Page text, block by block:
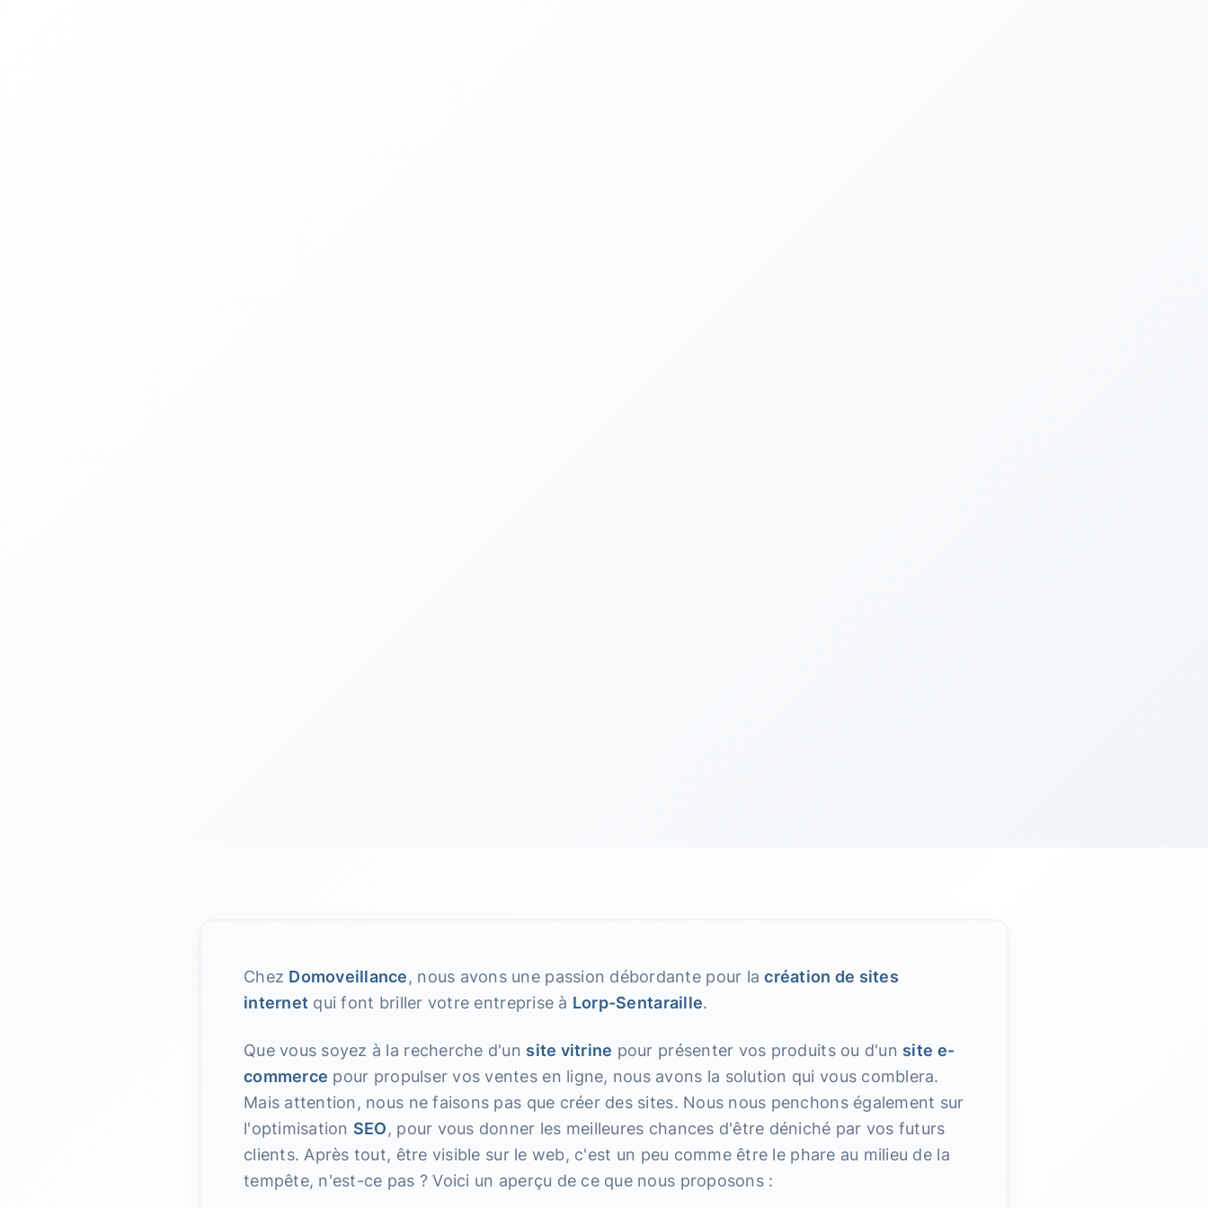
Chez Domoveillance, nous avons une passion débordante pour lacréation de sites
internet qui font briller votre entreprise à Lorp-Sentaraille.
Que vous soyez à la recherche d'un site vitrine pour présenter vos produits ou d'un site e-
commerce pour propulser vos ventes en ligne, nous avons la solution qui vous comblera.
Mais attention, nous ne faisons pas que créer des sites. Nous nous penchons également sur
l'optimisation SEO, pour vous donner les meilleures chances d'être déniché par vos futurs
clients. Après tout, être visible sur le web, c'est un peu comme être le phare au milieu de la
tempête, n'est-ce pas ? Voici un aperçu de ce que nous proposons :